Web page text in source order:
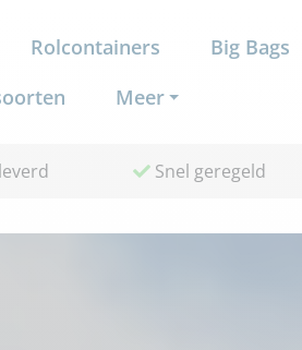
Rolcontainers
Big Bags
Meer
Snel geregeld